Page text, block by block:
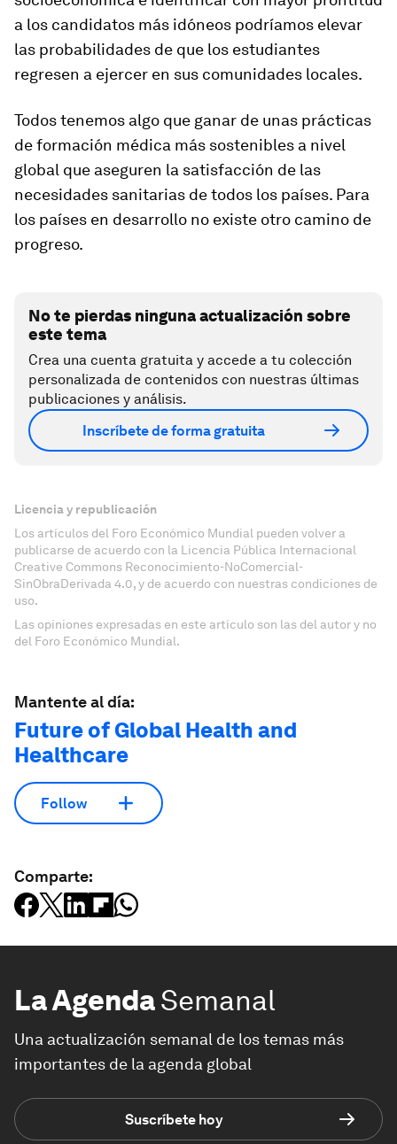
a los candidatos más idóneos podríamos elevar
las probabilidades de que los estudiantes
regresen a ejercer en sus comunidades locales.
Todos tenemos algo que ganar de unas prácticas
de formación médica más sostenibles a nivel
global que aseguren la satisfacción de las
necesidades sanitarias de todos los países. Para
los países en desarrollo no existe otro camino de
progreso.
No te pierdas ninguna actualización sobre
este tema
Crea una cuenta gratuita y accede a tu colección
personalizada de contenidos con nuestras últimas
publicaciones y análisis.
Inscríbete de forma gratuita
Licencia y republicación
Los artículos del Foro Económico Mundial pueden volver a
publicarse de acuerdo con la Licencia Pública Internacional
Creative Commons Reconocimiento-NoComercial-
SinObraDerivada 4.0, y de acuerdo con nuestras condiciones de
uso.
Las opiniones expresadas en este artículo son las del autor y no
del Foro Económico Mundial.
Mantente al día:
Future of Global Health and
Healthcare
Follow
Comparte:
La AgendaSemanal
Una actualización semanal de los temas más
importantes de la agenda global
Suscríbete hoy